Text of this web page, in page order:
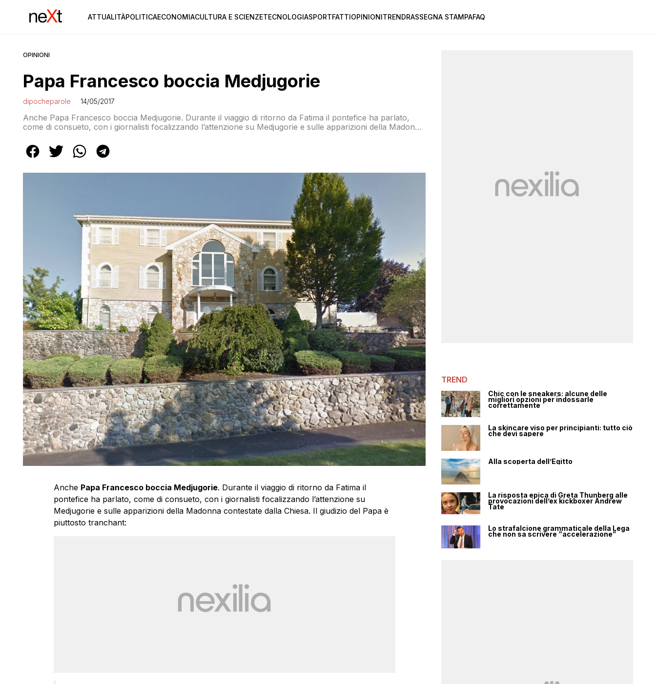
ATTUALITÀPOLITICAECONOMIACULTURA E SCIENZETECNOLOGIASPORTFATTIOPINIONITRENDRASSEGNA STAMPAFAQ
OPINIONI
Papa Francesco boccia Medjugorie
dipocheparole 14/05/2017
Anche Papa Francesco boccia Medjugorie. Durante il viaggio di ritorno da Fatima il pontefice ha parlato,
come di consueto, con i giornalisti focalizzando l’attenzione su Medjugorie e sulle apparizioni della Madonna
commissione presieduta dal cardinale Ruini, voluta da Benedetto […]
Anche Papa Francesco boccia Medjugorie. Durante il viaggio di ritorno da Fatima il
pontefice ha parlato, come di consueto, con i giornalisti focalizzando l’attenzione su
Medjugorie e sulle apparizioni della Madonna contestate dalla Chiesa. Il giudizio del Papa è
piuttosto tranchant:
TREND
Chic con le sneakers: alcune delle
migliori opzioni per indossarle
correttamente
La skincare viso per principianti: tutto ciò
che devi sapere
Alla scoperta dell’Egitto
La risposta epica di Greta Thunberg alle
provocazioni dell’ex kickboxer Andrew
Tate
Lo strafalcione grammaticale della Lega
che non sa scrivere “accelerazione”